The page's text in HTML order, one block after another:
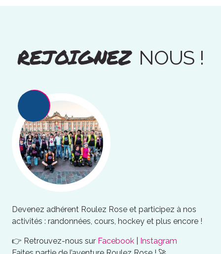
REJOIGNEZ NOUS !
Devenez adhérent Roulez Rose et participez à nos
activités : randonnées, cours, hockey et plus encore !
👉 Retrouvez-nous sur Facebook
Instagram